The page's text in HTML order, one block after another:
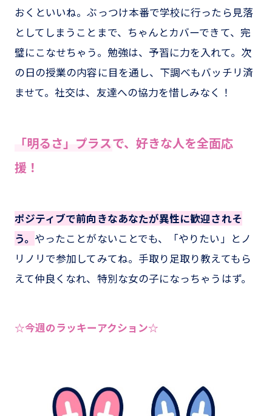
おくといいね。ぶっつけ本番で学校に行ったら見落
としてしまうことまで、ちゃんとカバーできて、完
璧にこなせちゃう。勉強は、予習に力を入れて。次
の日の授業の内容に目を通し、下調べもバッチリ済
ませて。社交は、友達への協力を惜しみなく！
「明るさ」プラスで、好きな人を全面応
援！
ポジティブで前向きなあなたが異性に歓迎されそ
う。 やったことがないことでも、「やりたい」とノ
リノリで参加してみてね。手取り足取り教えてもら
えて仲良くなれ、特別な女の子になっちゃうはず。
☆今週のラッキーアクション☆